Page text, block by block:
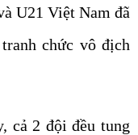
U21 Việt Nam đã
chức vô địch
cả 2 đội đều tung